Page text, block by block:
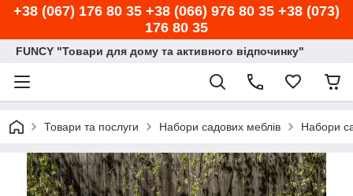
+38 (067) 176 80 35 +38 (066) 976 80 35 +38 (073)
176 80 35
FUNCY "Товари для дому та активного відпочинку"
Товари та послуги Набори садових меблів Набори